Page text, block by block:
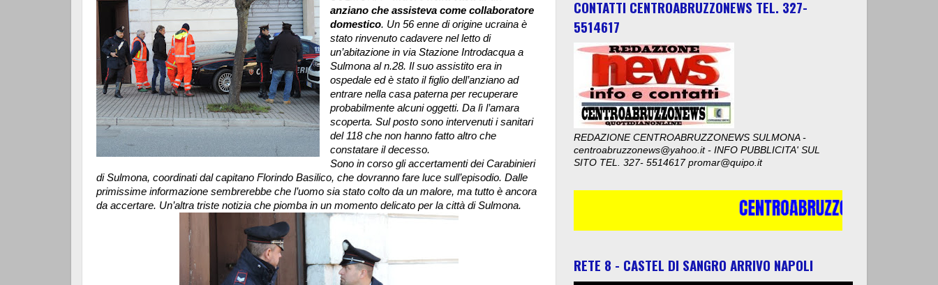
anziano che assisteva come collaboratore
domestico. Un 56 enne di origine ucraina è
stato rinvenuto cadavere nel letto di
un’abitazione in via Stazione Introdacqua a
Sulmona al n.28. Il suo assistito era in
ospedale ed è stato il figlio dell’anziano ad
entrare nella casa paterna per recuperare
probabilmente alcuni oggetti. Da lì l’amara
scoperta. Sul posto sono intervenuti i sanitari
del 118 che non hanno fatto altro che
constatare il decesso.
Sono in corso gli accertamenti dei Carabinieri
di Sulmona, coordinati dal capitano Florindo Basilico, che dovranno fare luce sull’episodio. Dalle
primissime informazione sembrerebbe che l’uomo sia stato colto da un malore, ma tutto è ancora
da accertare. Un’altra triste notizia che piomba in un momento delicato per la città di Sulmona.
CONTATTI CENTROABRUZZONEWS TEL. 327-
5514617
REDAZIONE CENTROABRUZZONEWS SULMONA -
centroabruzzonews@yahoo.it - INFO PUBBLICITA' SUL
SITO TEL. 327- 5514617 promar@quipo.it
RETE 8 - CASTEL DI SANGRO ARRIVO NAPOLI